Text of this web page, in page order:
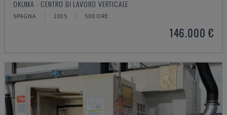
OKUMA - CENTRO DI LAVORO VERTICALE
SPAGNA 2015 500 ORE
146.000 €